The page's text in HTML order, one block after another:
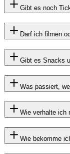
Gibt es noch
Darf ich filmen
Gibt es Snacks
Was passiert,
Wie verhalte ich
Wie bekomme